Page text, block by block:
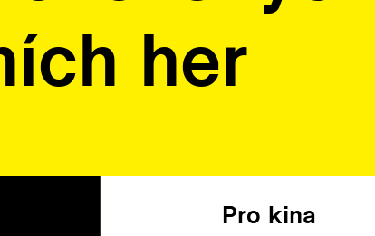
her
Pro kina